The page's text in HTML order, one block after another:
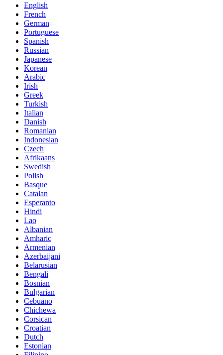
English
French
German
Portuguese
Spanish
Russian
Japanese
Korean
Arabic
Irish
Greek
Turkish
Italian
Danish
Romanian
Indonesian
Czech
Afrikaans
Swedish
Polish
Basque
Catalan
Esperanto
Hindi
Lao
Albanian
Amharic
Armenian
Azerbaijani
Belarusian
Bengali
Bosnian
Bulgarian
Cebuano
Chichewa
Corsican
Croatian
Dutch
Estonian